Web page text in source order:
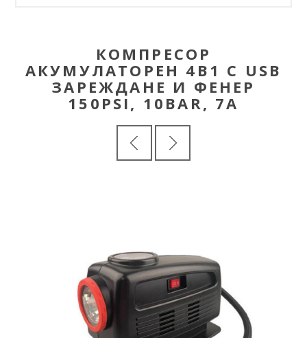
КОМПРЕСОР
АКУМУЛАТОРЕН 4В1 С USB
ЗАРЕЖДАНЕ И ФЕНЕР
150PSI, 10BAR, 7A